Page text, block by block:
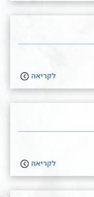
לקריאה
לקריאה